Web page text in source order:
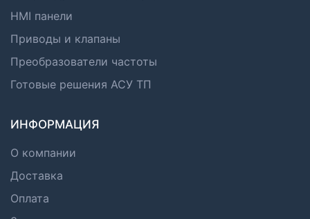
HMI панели
Приводы и клапаны
Преобразователи частоты
Готовые решения АСУ ТП
ИНФОРМАЦИЯ
О компании
Доставка
Оплата